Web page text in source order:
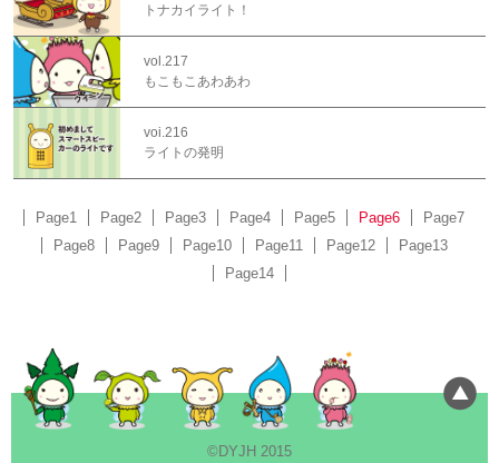
トナカイライト！
vol.217
もこもこあわあわ
voi.216
ライトの発明
Page1 Page2 Page3 Page4 Page5 Page6
Page7
Page8
Page9 Page10 Page11 Page12
Page13
Page14
©DYJH 2015